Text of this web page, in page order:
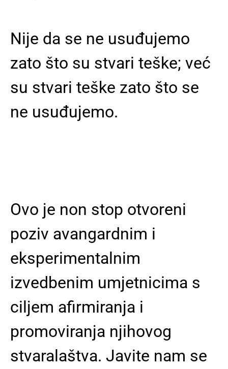
Nije da se ne usuđujemo
zato što su stvari teške; već
su stvari teške zato što se
ne usuđujemo.
Ovo je non stop otvoreni
poziv avangardnim i
eksperimentalnim
izvedbenim umjetnicima s
ciljem afirmiranja i
promoviranja njihovog
stvaralaštva. Javite nam se